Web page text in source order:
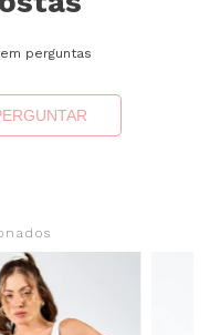
perguntas